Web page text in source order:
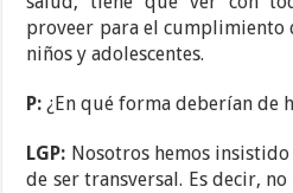
proveer para el cumplimiento
niños y adolescentes.
P: ¿En qué forma deberían de
LGP: Nosotros hemos
de ser transversal. Es decir,